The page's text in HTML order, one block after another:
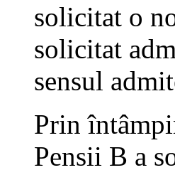
solicitat o
solicitat
sensul
Prin
Pensii B a